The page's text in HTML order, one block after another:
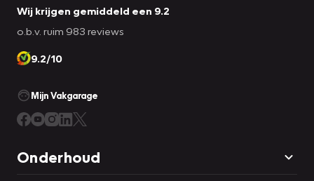
Kijk voor de volledige specificaties op
Wij krijgen gemiddeld een 9.2
o.b.v. ruim 983 reviews
9.2/10
Mijn Vakgarage
Onderhoud